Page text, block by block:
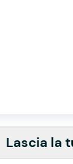
Lascia la